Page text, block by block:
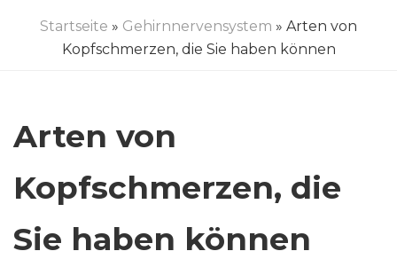
Startseite » Gehirnnervensystem » Arten von
Kopfschmerzen, die Sie haben können
Arten von
Kopfschmerzen, die
Sie haben können